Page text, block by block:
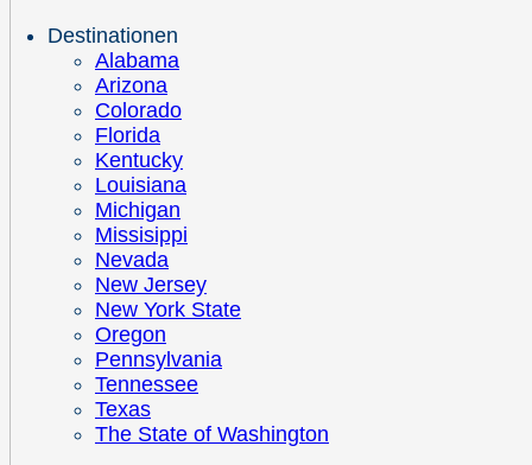
Destinationen
Alabama
Arizona
Colorado
Florida
Kentucky
Louisiana
Michigan
Missisippi
Nevada
New Jersey
New York State
Oregon
Pennsylvania
Tennessee
Texas
The State of Washington